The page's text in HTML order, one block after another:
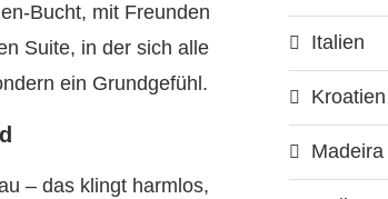
Bucht, mit Freunden
Suite, in der sich alle
ein Grundgefühl.
– das klingt harmlos,
Italien
Kroatien
Madeira